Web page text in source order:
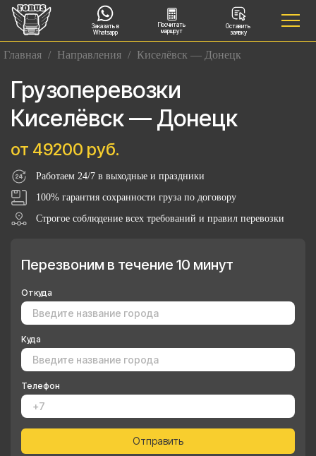
Заказать в
Whatsapp
Посчитать
маршрут
Оставить
заявку
Главная / Направления / Киселёвск — Донецк
Грузоперевозки
Киселёвск — Донецк
от 49200 руб.
Работаем 24/7 в выходные и праздники
100% гарантия сохранности груза по договору
Строгое соблюдение всех требований и правил перевозки
Перезвоним в течение 10 минут
Откуда
Куда
Телефон